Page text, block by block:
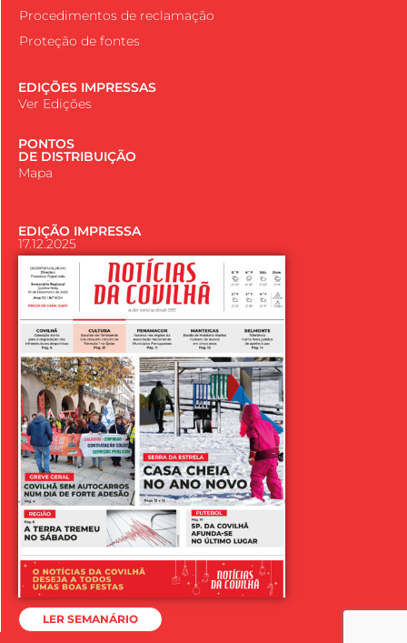
Procedimentos de reclamação
Proteção de fontes
EDIÇÕES IMPRESSAS
Ver Edições
PONTOS
DE DISTRIBUIÇÃO
Mapa
EDIÇÃO IMPRESSA
17.12.2025
LER SEMANÁRIO